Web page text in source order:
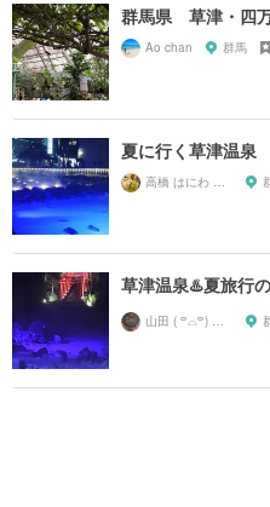
群馬県 草津・四
Ao chan 群馬
夏に行く草津温泉
高橋 はにわ ブラックパンサー
草津温泉♨️夏旅行
山田 ( ꒪⌓꒪) ストレンジ